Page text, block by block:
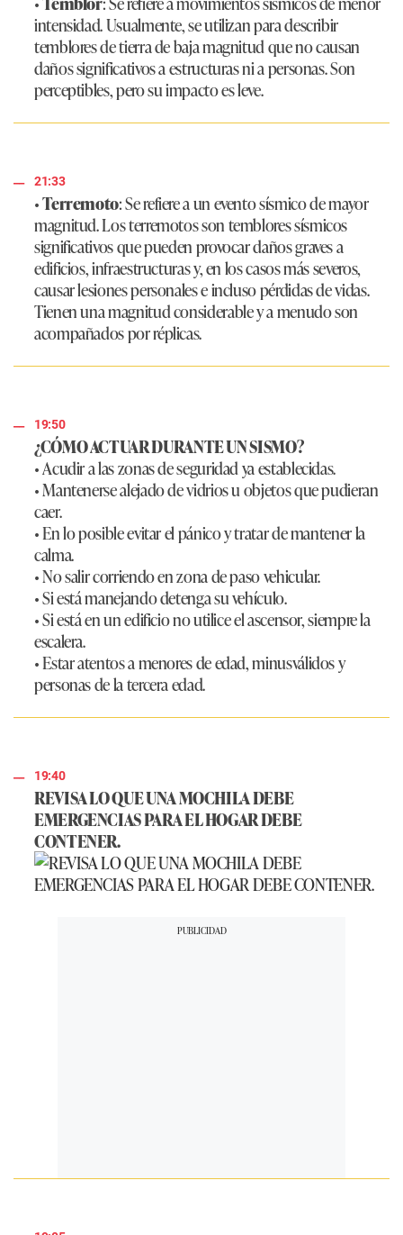
intensidad. Usualmente, se utilizan para describir
temblores de tierra de baja magnitud que no causan
daños significativos a estructuras ni a personas. Son
perceptibles, pero su impacto es leve.
21:33
•Terremoto: Se refiere a un evento sísmico de mayor
magnitud. Los terremotos son temblores sísmicos
significativos que pueden provocar daños graves a
edificios, infraestructuras y, en los casos más severos,
causar lesiones personales e incluso pérdidas de vidas.
Tienen una magnitud considerable y a menudo son
acompañados por réplicas.
19:50
¿CÓMO ACTUAR DURANTE UN SISMO?
• Acudir a las zonas de seguridad ya establecidas.
• Mantenerse alejado de vidrios u objetos que pudieran
caer.
• En lo posible evitar el pánico y tratar de mantener la
calma.
• No salir corriendo en zona de paso vehicular.
• Si está manejando detenga su vehículo.
• Si está en un edificio no utilice el ascensor, siempre la
escalera.
• Estar atentos a menores de edad, minusválidos y
personas de la tercera edad.
19:40
REVISA LO QUE UNA MOCHILA DEBE
EMERGENCIAS PARA EL HOGAR DEBE
CONTENER.